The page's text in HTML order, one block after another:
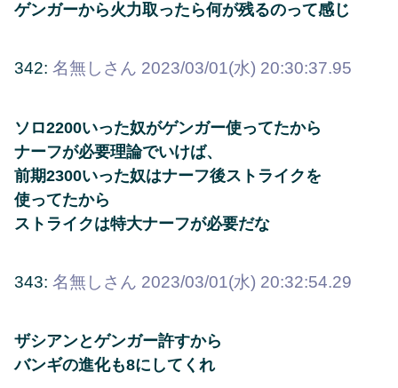
ゲンガーから火力取ったら何が残るのって感じ
342: 名無しさん 2023/03/01(水) 20:30:37.95
ソロ2200いった奴がゲンガー使ってたから
ナーフが必要理論でいけば、
前期2300いった奴はナーフ後ストライクを
使ってたから
ストライクは特大ナーフが必要だな
343: 名無しさん 2023/03/01(水) 20:32:54.29
ザシアンとゲンガー許すから
バンギの進化も8にしてくれ